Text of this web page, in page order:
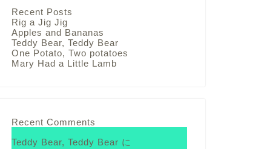
Recent Posts
Rig a Jig Jig
Apples and Bananas
Teddy Bear, Teddy Bear
One Potato, Two potatoes
Mary Had a Little Lamb
Recent Comments
Teddy Bear, Teddy Bear に